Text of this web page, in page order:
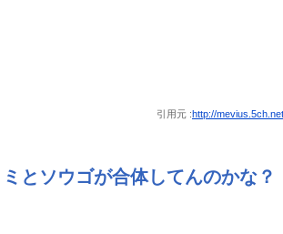
引用元 :http://
とソウゴが合体してんのかな？